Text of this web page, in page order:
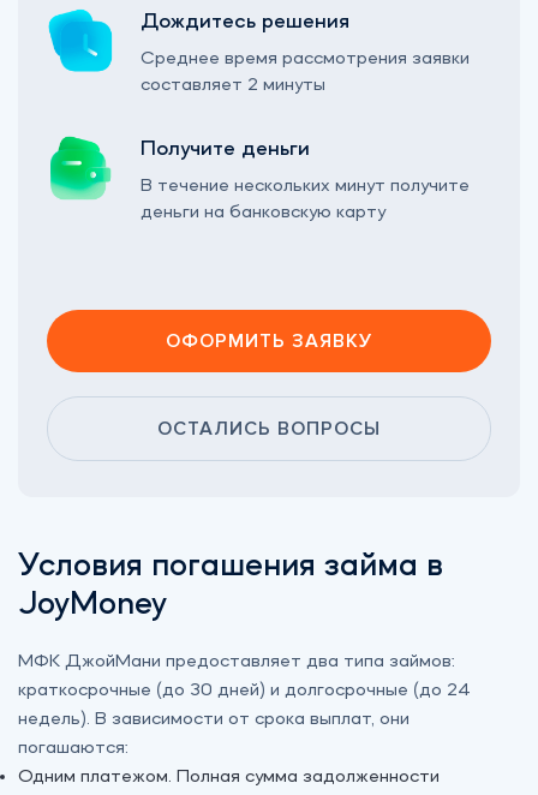
ОСТАЛИСЬ ВОПРОСЫ
Дождитесь решения
Среднее время рассмотрения заявки
составляет 2 минуты
Получите деньги
В течение нескольких минут получите
деньги на банковскую карту
ОФОРМИТЬ ЗАЯВКУ
Условия погашения займа в
JoyMoney
МФК ДжойМани предоставляет два типа займов:
краткосрочные (до 30 дней) и долгосрочные (до 24
недель). В зависимости от срока выплат, они
погашаются:
Одним платежом. Полная сумма задолженности